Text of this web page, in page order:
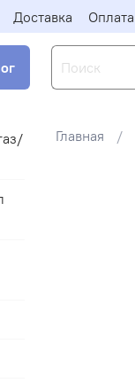
Доставка Оплата
Главная